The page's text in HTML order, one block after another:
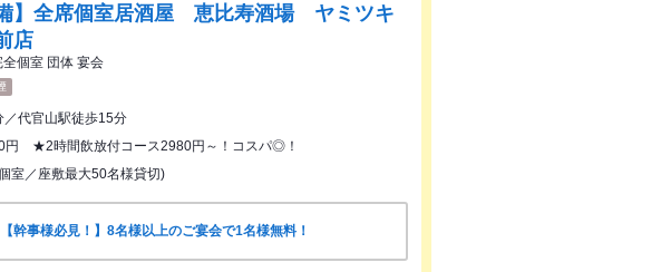
備】全席個室居酒屋 恵比寿酒場 ヤミツキ
店
個室 団体 宴会
／代官山駅徒歩15分
円 ★2時間飲放付コース2980円～！コスパ◎！
室／座敷最大50名様貸切)
【幹事様必見！】8名様以上のご宴会で1名様無料！